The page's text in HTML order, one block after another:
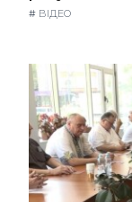
# ВІДЕО